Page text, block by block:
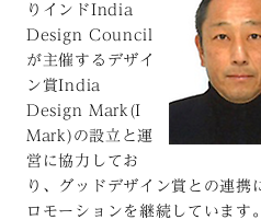
りインドIndia
Design Council
が主催するデザイ
ン賞India
Design Mark(I
Mark)の設立と運
営に協力してお
り、グッドデザイン賞との連携
ロモーションを継続していま